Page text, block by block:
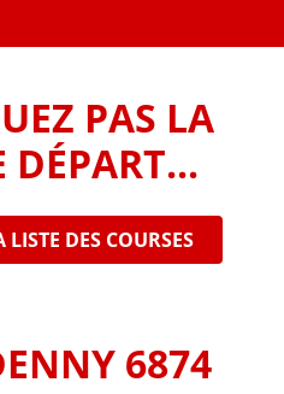
PAS LA
DÉPART...
LISTE DES COURSES
6874